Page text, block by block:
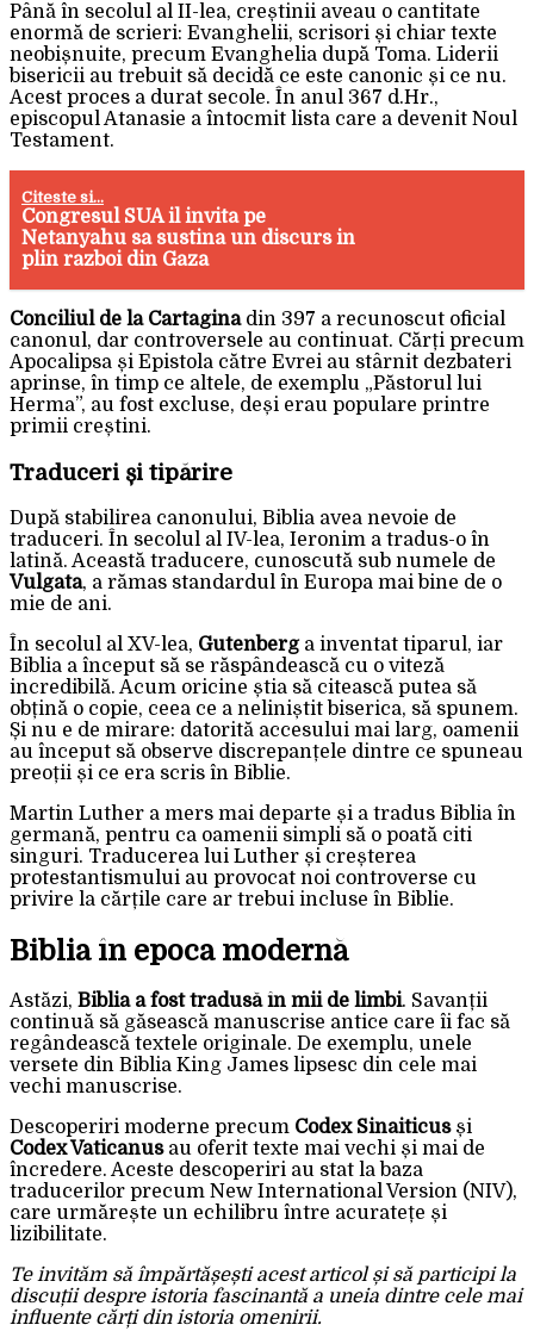
Până în secolul al II-lea, creștinii aveau o cantitate
enormă de scrieri: Evanghelii, scrisori și chiar texte
neobișnuite, precum Evanghelia după Toma. Liderii
bisericii au trebuit să decidă ce este canonic și ce nu.
Acest proces a durat secole. În anul 367 d.Hr.,
episcopul Atanasie a întocmit lista care a devenit Noul
Testament.
Citeste si...
Congresul SUA il invita pe
Netanyahu sa sustina un discurs in
plin razboi din Gaza
Conciliul de la Cartaginadin 397 a recunoscut oficial
canonul, dar controversele au continuat. Cărți precum
Apocalipsa și Epistola către Evrei au stârnit dezbateri
aprinse, în timp ce altele, de exemplu „Păstorul lui
Herma”, au fost excluse, deși erau populare printre
primii creștini.
Traduceri și tipărire
După stabilirea canonului, Biblia avea nevoie de
traduceri. În secolul al IV-lea, Ieronim a tradus-o în
latină. Această traducere, cunoscută sub numele de
Vulgata, a rămas standardul în Europa mai bine de o
mie de ani.
În secolul al XV-lea, Gutenberga inventat tiparul, iar
Biblia a început să se răspândească cu o viteză
incredibilă. Acum oricine știa să citească putea să
obțină o copie, ceea ce a neliniștit biserica, să spunem.
Și nu e de mirare: datorită accesului mai larg, oamenii
au început să observe discrepanțele dintre ce spuneau
preoții și ce era scris în Biblie.
Martin Luther a mers mai departe și a tradus Biblia în
germană, pentru ca oamenii simpli să o poată citi
singuri. Traducerea lui Luther și creșterea
protestantismului au provocat noi controverse cu
privire la cărțile care ar trebui incluse în Biblie.
Biblia în epoca modernă
Astăzi, Biblia a fost tradusă în mii de limbi. Savanții
continuă să găsească manuscrise antice care îi fac să
regândească textele originale. De exemplu, unele
versete din Biblia King James lipsesc din cele mai
vechi manuscrise.
Descoperiri moderne precum Codex Sinaiticusși
Codex Vaticanusau oferit texte mai vechi și mai de
încredere. Aceste descoperiri au stat la baza
traducerilor precum New International Version (NIV),
care urmărește un echilibru între acuratețe și
lizibilitate.
Te invităm să împărtășești acest articol și să participi la
discuții despre istoria fascinantă a uneia dintre cele mai
influente cărți din istoria omenirii.